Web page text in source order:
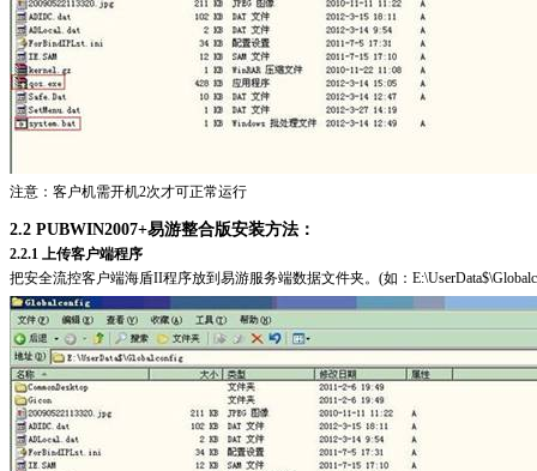
注意：客户机需开机2次才可正常运行
2.2 PUBWIN2007+易游整合版安装方法：
2.2.1 上传客户端程序
把安全流控客户端海盾II程序放到易游服务端数据文件夹。(如：